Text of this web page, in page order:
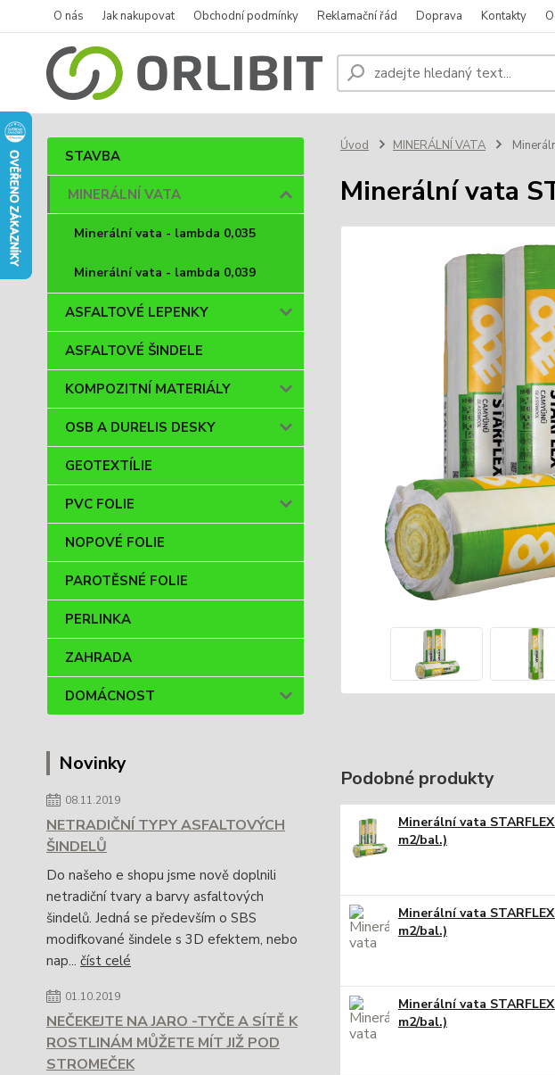
O nás Jak nakupovat Obchodní podmínky Reklamační řád Doprava Kontakty
STAVBA
MINERÁLNÍ VATA
Minerální vata - lambda 0,035
Minerální vata - lambda 0,039
ASFALTOVÉ LEPENKY
ASFALTOVÉ ŠINDELE
KOMPOZITNÍ MATERIÁLY
OSB A DURELIS DESKY
GEOTEXTÍLIE
PVC FOLIE
NOPOVÉ FOLIE
PAROTĚSNÉ FOLIE
PERLINKA
ZAHRADA
DOMÁCNOST
Novinky
08.11.2019
NETRADIČNÍ TYPY ASFALTOVÝCH
ŠINDELŮ
Do našeho e shopu jsme nově doplnili
netradiční tvary a barvy asfaltových
šindelů. Jedná se především o SBS
modifkované šindele s 3D efektem, nebo
nap... číst celé
01.10.2019
NEČEKEJTE NA JARO -TYČE A SÍTĚ K
ROSTLINÁM MŮŽETE MÍT JIŽ POD
STROMEČEK
Úvod MINERÁLNÍ VATA
Minerální vata
Podobné produkty
Minerální vata
m2/bal.)
Minerální vata
m2/bal.)
Minerální vata
m2/bal.)